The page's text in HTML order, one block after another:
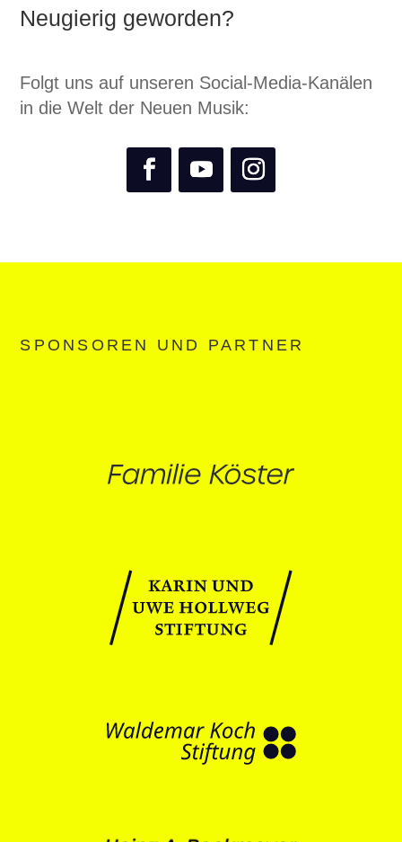
Neugierig geworden?
Folgt uns auf unseren Social-Media-Kanälen
in die Welt der Neuen Musik:
SPONSOREN UND PARTNER